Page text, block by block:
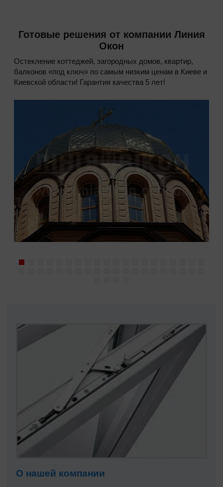
Готовые решения от компании Линия
Окон
Остекление коттеджей, загородных домов, квартир,
балконов «под ключ» по самым низким ценам в Киеве и
Киевской области! Гарантия качества 5 лет!
О нашей компании